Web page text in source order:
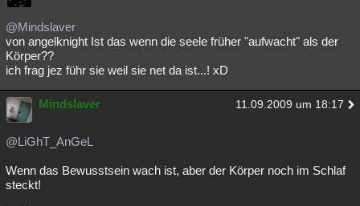
Spiritualität
Natur
weitere Rubriken
Philosophie Träume Literatur
Astronomie
Musik Clash Verbesserungen Allmystery English
Übersichten
@Mindslaver
von angelknight Ist das wenn die seele früher "aufwacht" als der
Körper??
ich frag jez führ sie weil sie net da ist...! xD
Mindslaver 11.09.2009 um 18:17
@LiGhT_AnGeL
Wenn das Bewusstsein wach ist, aber der Körper noch im Schlaf
steckt!